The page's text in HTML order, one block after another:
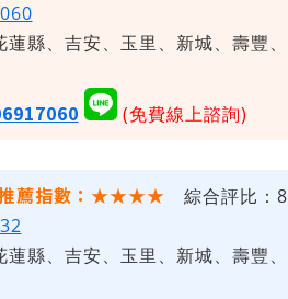
蓮縣、吉安、玉里、新城、壽豐
(免費線上諮詢)
薦指數：★★★★
綜合評比：
蓮縣、吉安、玉里、新城、壽豐